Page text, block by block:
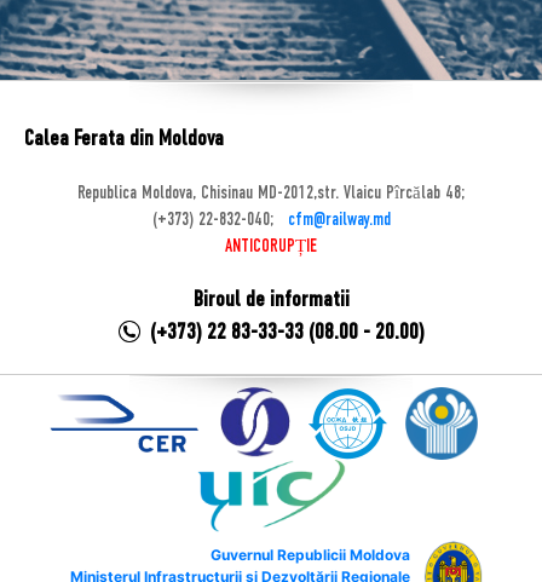
Calea Ferata din Moldova
Republica Moldova, Chisinau MD-2012,str. Vlaicu Pîrcălab 48;
(+373) 22-832-040;
cfm@railway.md
ANTICORUPȚIE
Biroul de informatii
(+373) 22 83-33-33 (08.00 - 20.00)
Guvernul Republicii Moldova
Ministerul Infrastructurii și Dezvoltării Regionale